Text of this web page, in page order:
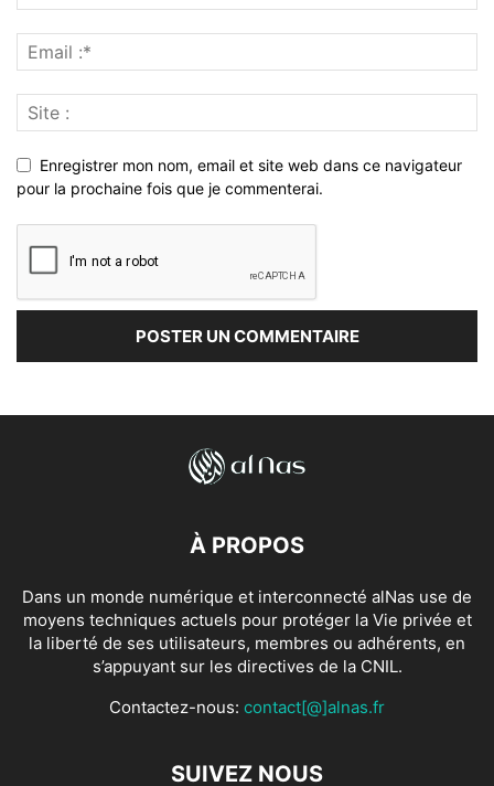
Enregistrer mon nom, email et site web dans ce navigateur
pour la prochaine fois que je commenterai.
À PROPOS
Dans un monde numérique et interconnecté alNas use de
moyens techniques actuels pour protéger la Vie privée et
la liberté de ses utilisateurs, membres ou adhérents, en
s’appuyant sur les directives de la CNIL.
Contactez-nous: contact[@]alnas.fr
SUIVEZ NOUS